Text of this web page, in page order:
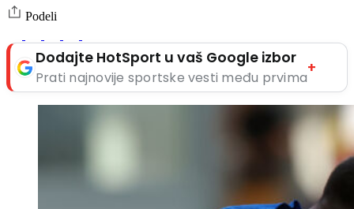
Podeli
Dodajte HotSport u vaš Google izbor
Prati najnovije sportske vesti među prvima
+